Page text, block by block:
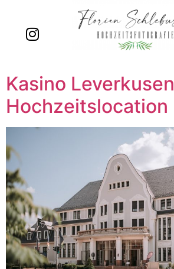
Kasino Leverkusen
Hochzeitslocation